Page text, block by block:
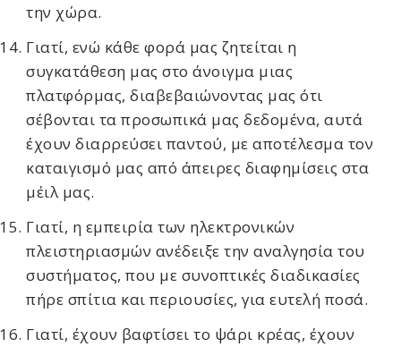
την χώρα.
Γιατί, ενώ κάθε φορά μας ζητείται η
συγκατάθεση μας στο άνοιγμα μιας
πλατφόρμας, διαβεβαιώνοντας μας ότι
σέβονται τα προσωπικά μας δεδομένα, αυτά
έχουν διαρρεύσει παντού, με αποτέλεσμα τον
καταιγισμό μας από άπειρες διαφημίσεις στα
μέιλ μας.
Γιατί, η εμπειρία των ηλεκτρονικών
πλειστηριασμών ανέδειξε την αναλγησία του
συστήματος, που με συνοπτικές διαδικασίες
πήρε σπίτια και περιουσίες, για ευτελή ποσά.
Γιατί, έχουν βαφτίσει το ψάρι κρέας, έχουν